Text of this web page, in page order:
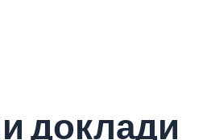
доклади